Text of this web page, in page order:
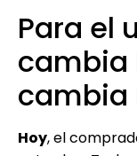
Para el
cambia
cambia
Hoy, el